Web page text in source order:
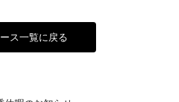
ス一覧に戻る